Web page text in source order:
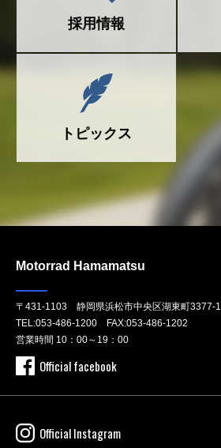
採用情報
トピックス
Motorrad Hamamatsu
〒431-1103 静岡県浜松市中央区湖東町3377-1
TEL:053-486-1200 FAX:053-486-1202
営業時間 10：00～19：00
Official facebook
Official Instagram